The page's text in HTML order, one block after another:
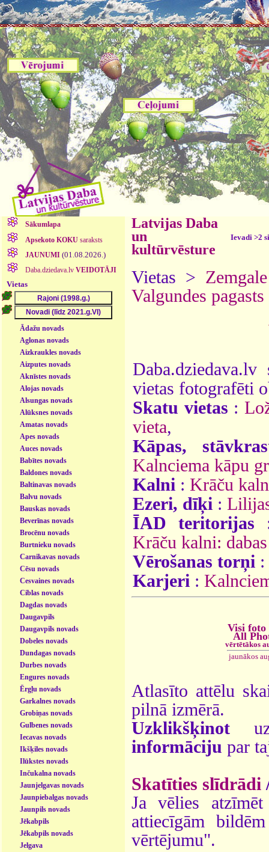
Sākumlapa
Apsekoto KOKUsaraksts
JAUNUMI (01.08.2026.)
Daba.dziedava.lv VEIDOTĀJI
Vietas
Ādažu novads
Aglonas novads
Aizkraukles novads
Aizputes novads
Aknīstes novads
Alojas novads
Alsungas novads
Alūksnes novads
Amatas novads
Apes novads
Auces novads
Babītes novads
Baldones novads
Baltinavas novads
Balvu novads
Bauskas novads
Beverīnas novads
Brocēnu novads
Burtnieku novads
Carnikavas novads
Cēsu novads
Cesvaines novads
Ciblas novads
Dagdas novads
Daugavpils
Daugavpils novads
Dobeles novads
Dundagas novads
Durbes novads
Engures novads
Ērgļu novads
Garkalnes novads
Grobiņas novads
Gulbenes novads
Iecavas novads
Ikšķiles novads
Ilūkstes novads
Inčukalna novads
Jaunjelgavas novads
Jaunpiebalgas novads
Jaunpils novads
Jēkabpils
Jēkabpils novads
Jelgava
Latvijas Daba
un
kultūrvēsture
Ievadi >2
Vietas > Zemgale
Valgundes pagasts
vietas fotografēti
Skatu vietas :
vieta,
Kāpas,
Kalnciema kāpu
Kalni : Krāču
Ezeri, dīķi :
ĪAD teritorijas
Krāču kalni:
Vērošanas torņi :
Karjeri :
Visi foto
All
vērtētākos
jaunākos
Atlasīto attēlu
pilnā izmērā.
Uzklikšķinot
informāciju par
Skatīties slīdrādi
Ja vēlies
attiecīgām
vērtējumu".